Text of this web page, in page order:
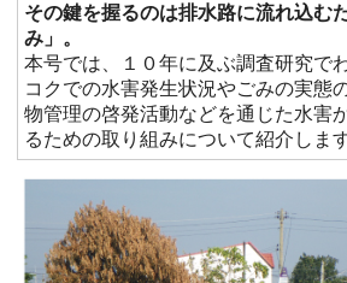
その鍵を握るのは排水路に流れ込む
み」。
本号では、１０年に及ぶ調査研究で
コクでの水害発生状況やごみの実態
物管理の啓発活動などを通じた水害
るための取り組みについて紹介します